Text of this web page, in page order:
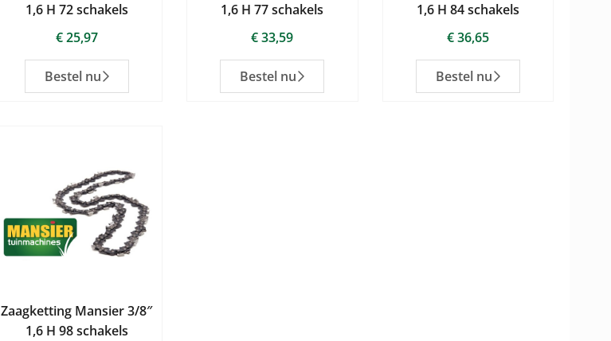
1,6 H 72 schakels
€25,97
Bestel nu
1,6 H 77 schakels
€33,59
Bestel nu
1,6 H 84 schakels
€36,65
Bestel nu
Zaagketting Mansier 3/8″
1,6 H 98 schakels